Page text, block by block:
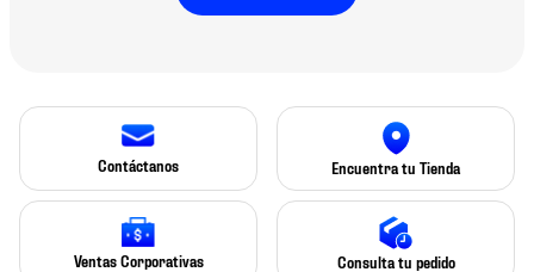
Contáctanos Encuentra tu Tienda
Ventas Corporativas Consulta tu pedido